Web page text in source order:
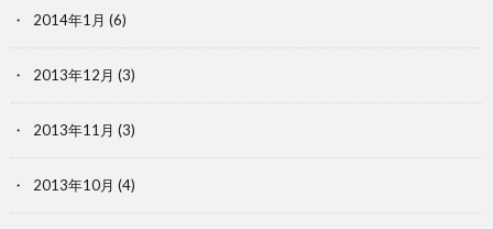
2014年1月 (6)
2013年12月 (3)
2013年11月 (3)
2013年10月 (4)